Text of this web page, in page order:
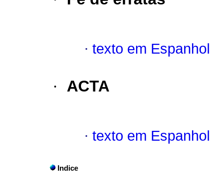
· texto em Espanhol
· ACTA
· texto em Espanhol
Indice